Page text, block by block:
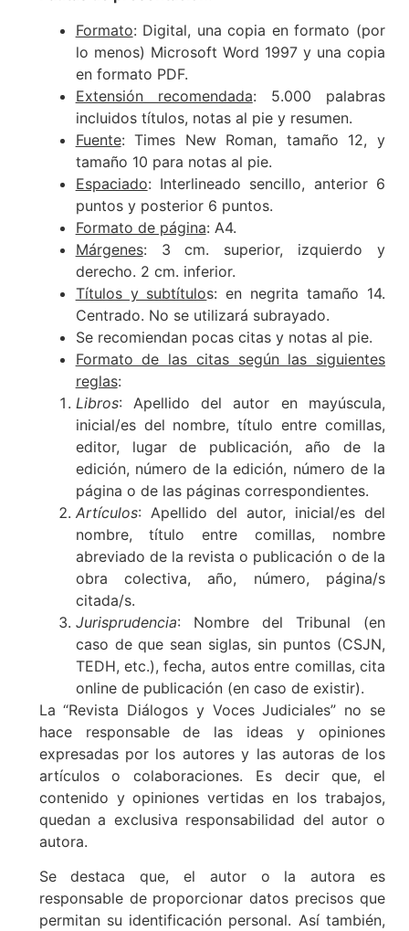
Formato: Digital, una copia en formato (por
lo menos) Microsoft Word 1997 y una copia
en formato PDF.
Extensión recomendada: 5.000 palabras
incluidos títulos, notas al pie y resumen.
Fuente: Times New Roman, tamaño 12, y
tamaño 10 para notas al pie.
Espaciado: Interlineado sencillo, anterior 6
puntos y posterior 6 puntos.
Formato de página: A4.
Márgenes: 3 cm. superior, izquierdo y
derecho. 2 cm. inferior.
Títulos y subtítulos: en negrita tamaño 14.
Centrado. No se utilizará subrayado.
Se recomiendan pocas citas y notas al pie.
Formato de las citas según las siguientes
reglas:
Libros: Apellido del autor en mayúscula,
inicial/es del nombre, título entre comillas,
editor, lugar de publicación, año de la
edición, número de la edición, número de la
página o de las páginas correspondientes.
Artículos: Apellido del autor, inicial/es del
nombre, título entre comillas, nombre
abreviado de la revista o publicación o de la
obra colectiva, año, número, página/s
citada/s.
Jurisprudencia: Nombre del Tribunal (en
caso de que sean siglas, sin puntos (CSJN,
TEDH, etc.), fecha, autos entre comillas, cita
online de publicación (en caso de existir).
La “Revista Diálogos y Voces Judiciales” no se
hace responsable de las ideas y opiniones
expresadas por los autores y las autoras de los
artículos o colaboraciones. Es decir que, el
contenido y opiniones vertidas en los trabajos,
quedan a exclusiva responsabilidad del autor o
autora.
Se destaca que, el autor o la autora es
responsable de proporcionar datos precisos que
permitan su identificación personal. Así también,